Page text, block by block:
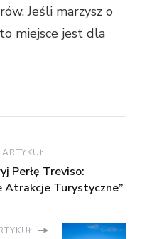
Jeśli marzysz o
miejsce jest dla
Perłę Treviso:
Atrakcje Turystyczne”